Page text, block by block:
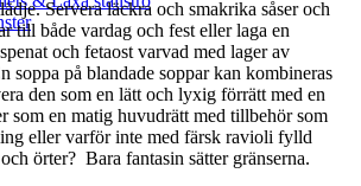
Servera läckra och smakrika såser och
till både vardag och fest eller laga en
och fetaost varvad med lager av
soppa på blandade soppar kan kombineras
den som en lätt och lyxig förrätt med en
som en matig huvudrätt med tillbehör som
eller varför inte med färsk ravioli fylld
örter? Bara fantasin sätter gränserna.